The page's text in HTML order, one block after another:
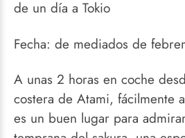
de un día a Tokio
Fecha: de mediados de
A unas 2 horas en coche
costera de Atami, fácilmente
es un buen lugar para